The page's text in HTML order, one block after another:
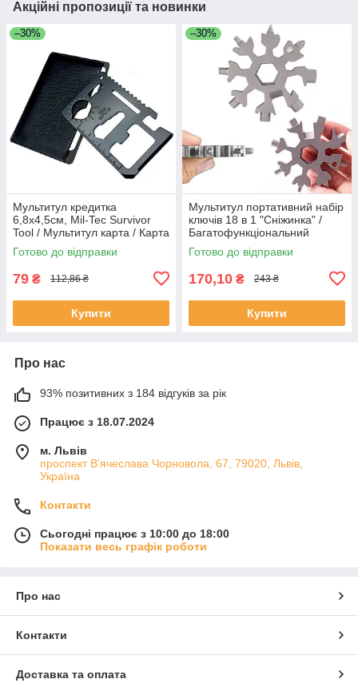
Акційні пропозиції та новинки
–30%
Мультитул кредитка
6,8х4,5см, Mil-Tec Survivor
Tool / Мультитул карта / Карта
виживання
Готово до відправки
79 ₴ 112,86 ₴
Купити
–30%
Мультитул портативний набір
ключів 18 в 1 "Сніжинка" /
Багатофункціональний
гайковий ключ / Викрутка,
шестигранник
Готово до відправки
170,10 ₴ 243 ₴
Купити
Про нас
93% позитивних з 184 відгуків за рік
Працює з 18.07.2024
м. Львів
проспект В'ячеслава Чорновола, 67, 79020, Львів,
Україна
Контакти
Сьогодні працює з 10:00 до 18:00
Показати весь графік роботи
Про нас
Контакти
Доставка та оплата